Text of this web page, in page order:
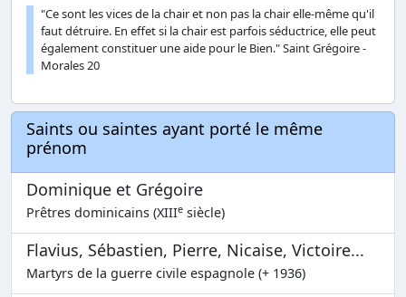
"Ce sont les vices de la chair et non pas la chair elle-même qu'il
faut détruire. En effet si la chair est parfois séductrice, elle peut
également constituer une aide pour le Bien." Saint Grégoire -
Morales 20
Saints ou saintes ayant porté le même
prénom
Dominique et Grégoire
Prêtres dominicains (XIIIe siècle)
Flavius, Sébastien, Pierre, Nicaise, Victoire...
Martyrs de la guerre civile espagnole (+ 1936)